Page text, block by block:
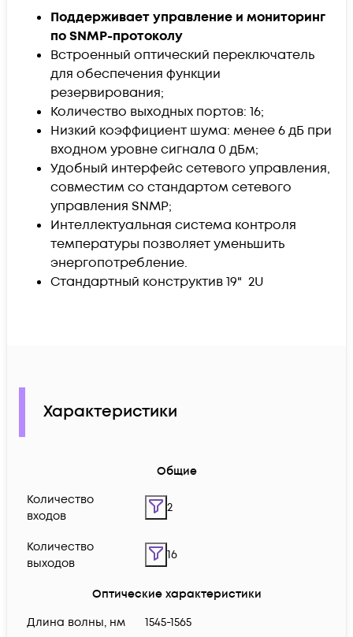
Поддерживает управление и мониторинг
по SNMP-протоколу
Встроенный оптический переключатель
для обеспечения функции
резервирования;
Количество выходных портов: 16;
Низкий коэффициент шума: менее 6 дБ при
входном уровне сигнала 0 дБм;
Удобный интерфейс сетевого управления,
совместим со стандартом сетевого
управления SNMP;
Интеллектуальная система контроля
температуры позволяет уменьшить
энергопотребление.
Стандартный конструктив 19" 2U
Характеристики
Общие
Количество
входов
2
Количество
выходов
16
Оптические характеристики
Длина волны, нм
1545-1565